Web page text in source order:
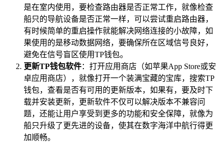
是在室内使用，要检查路由器是否正常工作，就像检查
船只的导航设备是否正常一样，可以尝试重启路由器，
有时候简单的重启操作就能解决网络连接的小故障，如
果使用的是移动数据网络，要确保所在区域信号良好，
避免在信号盲区使用TP钱包。
更新TP钱包软件：打开应用商店（如苹果App Store或安
卓应用商店），就像打开一个装满宝藏的宝库，搜索TP
钱包，查看是否有可用的更新版本，如果有，要及时下
载并安装更新，更新软件不仅可以解决版本不兼容问
题，还能让用户享受到更多的功能和安全保障，就像为
船只升级了更先进的设备，使其在数字海洋中航行得更
加顺畅。